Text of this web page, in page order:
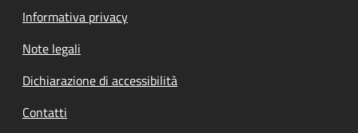
Informativa privacy
Note legali
Dichiarazione di accessibilità
Contatti